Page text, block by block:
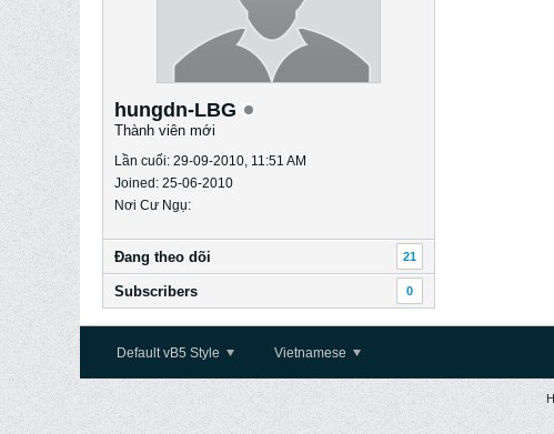
hungdn-LBG
Thành viên mới
Lần cuối: 29-09-2010, 11:51 AM
Joined: 25-06-2010
Nơi Cư Ngụ:
Ðang theo dõi 21
Subscribers 0
Default vB5 Style Vietnamese